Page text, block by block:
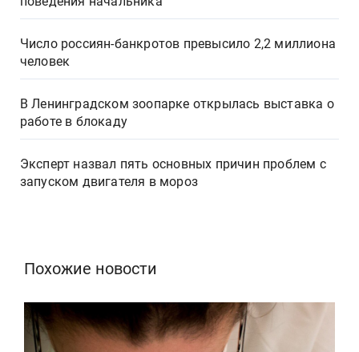
Число россиян-банкротов превысило 2,2 миллиона
человек
В Ленинградском зоопарке открылась выставка о
работе в блокаду
Эксперт назвал пять основных причин проблем с
запуском двигателя в мороз
Похожие новости